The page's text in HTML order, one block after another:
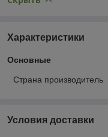
Характеристики
Основные
Страна производитель
Условия доставки